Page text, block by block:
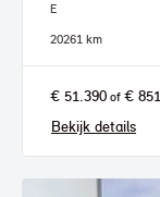
E
20261 km
€ 51.390 of € 851
Bekijk details